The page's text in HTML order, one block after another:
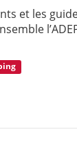
et les